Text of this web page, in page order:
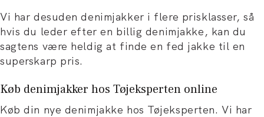
Vi har desuden denimjakker i flere prisklasser, så
hvis du leder efter en billig denimjakke, kan du
sagtens være heldig at finde en fed jakke til en
superskarp pris.
Køb denimjakker hos Tøjeksperten online
Køb din nye denimjakke hos Tøjeksperten. Vi har